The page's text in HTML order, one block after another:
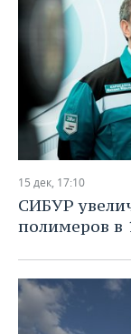
15 дек, 17:10
СИБУР
полимеров в